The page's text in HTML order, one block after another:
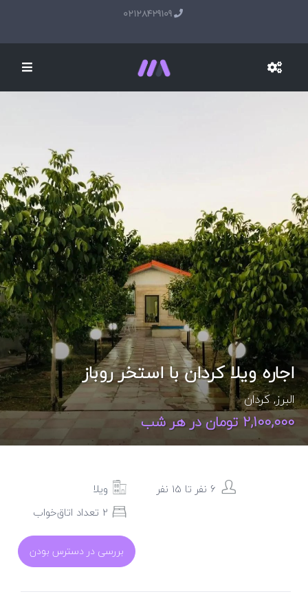
02128429109
اجاره ویلا کردان با استخر روباز
البرز,کردان
2,100,000 تومان در هر شب
ویلا
6 نفر تا 15 نفر
2 تعداد اتاق‌خواب
بررسی در دسترس بودن